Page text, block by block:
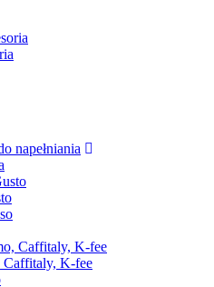
napełniania
Caffitaly, K-fee